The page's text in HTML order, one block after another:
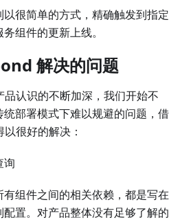
很简单的方式，精确触发到指定
组件的更新上线。
解决的问题
认识的不断加深，我们开始不
部署模式下难以规避的问题，借
很好的解决：
询
组件之间的相关依赖，都是写在
置。对产品整体没有足够了解的